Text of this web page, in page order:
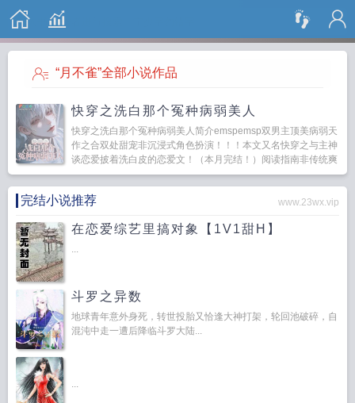
搜 索
“月不雀”全部小说作品
快穿之洗白那个冤种病弱美人
快穿之洗白那个冤种病弱美人简介emspemsp双男主顶美病弱天
作之合双处甜宠非沉浸式角色扮演！！！本文又名快穿之与主神
谈恋爱披着洗白皮的恋爱文！（本月完结！）阅读指南非传统爽
文，不喜勿入主受身弱心...
完结小说推荐 www.23wx.vip
在恋爱综艺里搞对象【1V1甜H】
...
斗罗之异数
地球青年意外身死，转世投胎又恰逢大神打架，轮回池破碎，自
混沌中走一遭后降临斗罗大陆...
...